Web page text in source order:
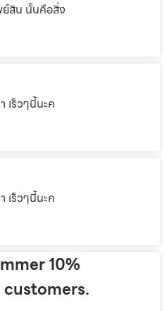
ย์สิน นั้นคือสิ่ง
เร็วๆนี้นะค
เร็วๆนี้นะค
10%